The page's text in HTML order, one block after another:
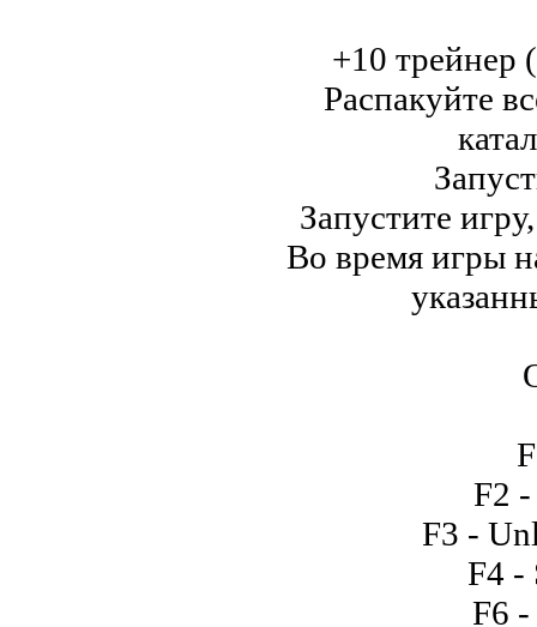
+10 трейнер
Распакуйте
Запустите
Во время игры
F2
F3 -
F4 -
F6